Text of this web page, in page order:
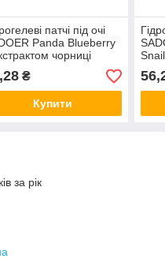
патчі під очі
Panda Blueberry
чорниці
₴
Купити
за рік